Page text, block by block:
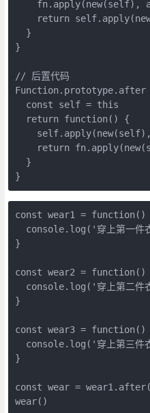
fn.apply(new(self),
return
  }
}
// 后置代码
  const self = this
  return function() {
return
  }
}
const wear1 =
console.log('穿上第一件
}
const wear2 =
console.log('穿上第二件
}
const wear3 =
console.log('穿上第三件
}
const wear =
wear()